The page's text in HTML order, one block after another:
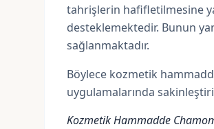
tahrişlerin hafifletilmesine
desteklemektedir. Bunun
sağlanmaktadır.
Böylece kozmetik
uygulamalarında
Kozmetik Hammadde